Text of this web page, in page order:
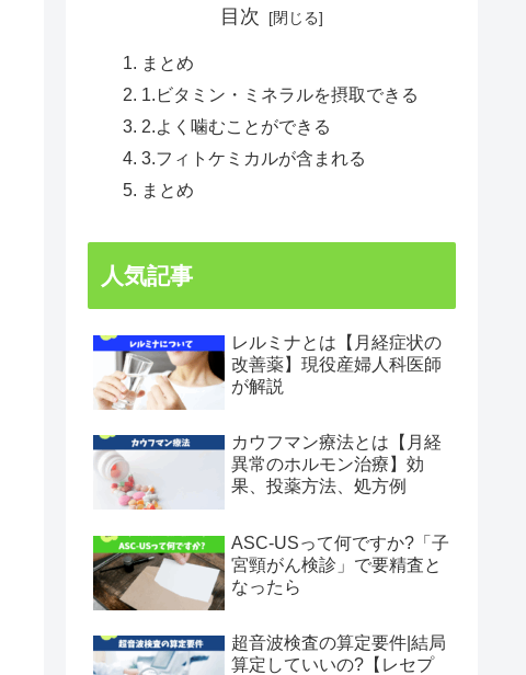
目次
まとめ
1.ビタミン・ミネラルを摂取できる
2.よく噛むことができる
3.フィトケミカルが含まれる
まとめ
人気記事
レルミナとは【月経症状の
改善薬】現役産婦人科医師
が解説
カウフマン療法とは【月経
異常のホルモン治療】効
果、投薬方法、処方例
ASC-USって何ですか?「子
宮頸がん検診」で要精査と
なったら
超音波検査の算定要件|結局
算定していいの?【レセプ